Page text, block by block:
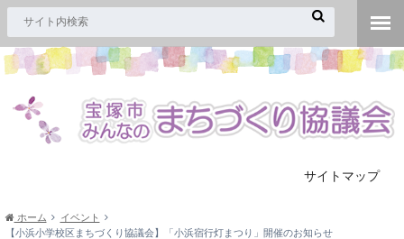
サイトマップ
ホーム
イベント
【小浜小学校区まちづくり協議会】「小浜宿行灯まつり」開催のお知らせ